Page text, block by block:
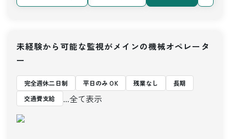
未経験から可能な監視がメインの機械オペレータ
ー
完全週休二日制 平日のみ OK 残業なし
長期
交通費支給
...全て表示